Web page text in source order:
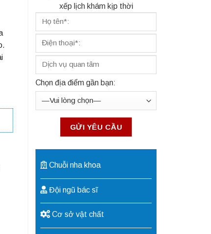
xếp lịch khám kịp thời
Chọn địa điểm gần bạn:
Chuỗi nha khoa
Đội ngũ bác sĩ
Cơ sở vật chất